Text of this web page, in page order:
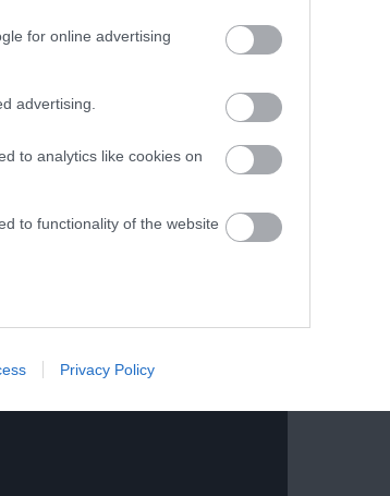
for online advertising
advertising.
to analytics like cookies on
to functionality of the website
to personalization.
and other user protection.
Privacy Policy